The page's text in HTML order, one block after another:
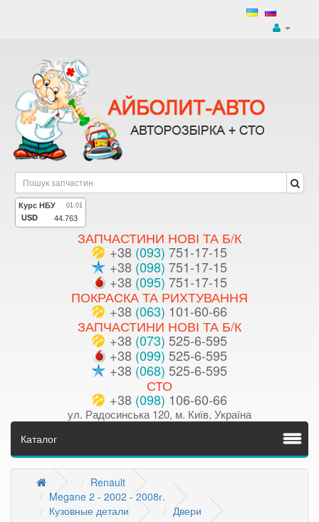
ЗАПЧАСТИНИ НОВІ ТА Б/К
+38 (093) 751-17-15
+38 (098) 751-17-15
+38 (095) 751-17-15
ПОКРАСКА ТА РИХТУВАННЯ
+38 (063) 101-60-66
ЗАПЧАСТИНИ НОВІ ТА Б/К
+38 (073) 525-6-595
+38 (099) 525-6-595
+38 (068) 525-6-595
СТО
+38 (098) 106-60-66
ул. Радосинська 120, м. Київ, Україна
Каталог
Renault
Megane 2 - 2002 - 2008г.
Кузовные детали
Двери